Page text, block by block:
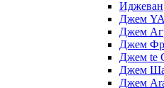
Иджеван
Джем
Джем
Джем
Джем te
Джем
Джем